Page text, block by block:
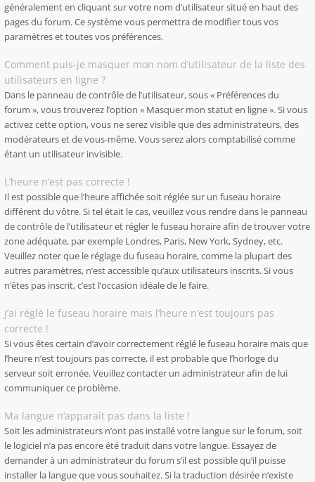
généralement en cliquant sur votre nom d’utilisateur situé en haut des
pages du forum. Ce système vous permettra de modifier tous vos
paramètres et toutes vos préférences.
Comment puis-je masquer mon nom d’utilisateur de la liste des
utilisateurs en ligne ?
Dans le panneau de contrôle de l’utilisateur, sous « Préférences du
forum », vous trouverez l’option « Masquer mon statut en ligne ». Si vous
activez cette option, vous ne serez visible que des administrateurs, des
modérateurs et de vous-même. Vous serez alors comptabilisé comme
étant un utilisateur invisible.
L’heure n’est pas correcte !
Il est possible que l’heure affichée soit réglée sur un fuseau horaire
différent du vôtre. Si tel était le cas, veuillez vous rendre dans le panneau
de contrôle de l’utilisateur et régler le fuseau horaire afin de trouver votre
zone adéquate, par exemple Londres, Paris, New York, Sydney, etc.
Veuillez noter que le réglage du fuseau horaire, comme la plupart des
autres paramètres, n’est accessible qu’aux utilisateurs inscrits. Si vous
n’êtes pas inscrit, c’est l’occasion idéale de le faire.
J’ai réglé le fuseau horaire mais l’heure n’est toujours pas
correcte !
Si vous êtes certain d’avoir correctement réglé le fuseau horaire mais que
l’heure n’est toujours pas correcte, il est probable que l’horloge du
serveur soit erronée. Veuillez contacter un administrateur afin de lui
communiquer ce problème.
Ma langue n’apparaît pas dans la liste !
Soit les administrateurs n’ont pas installé votre langue sur le forum, soit
le logiciel n’a pas encore été traduit dans votre langue. Essayez de
demander à un administrateur du forum s’il est possible qu’il puisse
installer la langue que vous souhaitez. Si la traduction désirée n’existe